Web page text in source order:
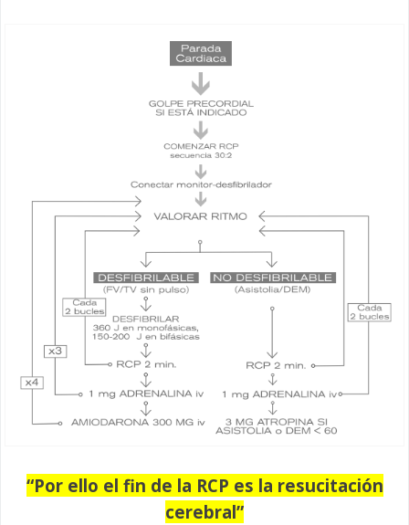
“Por ello el fin de la RCP es la resucitación
cerebral”